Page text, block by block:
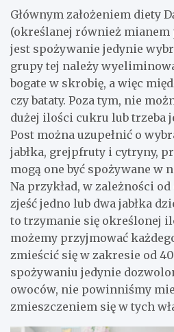
Głównym założeniem diety
(określanej również mianem
jest spożywanie jedynie
grupy tej należy
bogate w skrobię, a więc
czy bataty. Poza tym, nie
dużej ilości cukru lub trzeba
Post można uzupełnić o
jabłka, grejpfruty i cytryny,
mogą one być spożywane w
Na przykład, w zależności
zjeść jedno lub dwa jabłka
to trzymanie się określonej
możemy przyjmować
zmieścić się w zakresie od
spożywaniu jedynie
owoców, nie powinniśmy
zmieszczeniem się w tych